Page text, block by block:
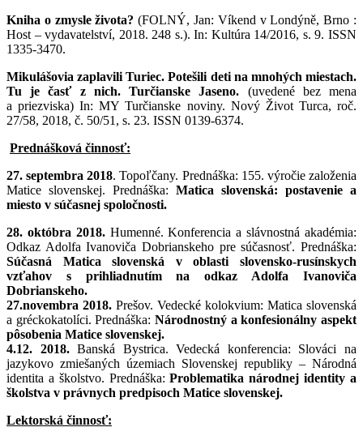
Kniha o zmysle života? (FOLNÝ, Jan: Víkend v Londýně, Brno :
Host – vydavatelství, 2018. 248 s.). In: Kultúra 14/2016, s. 9. ISSN
1335-3470.
Mikulášovia zaplavili Turiec. Potešili deti na mnohých miestach.
Tu je časť z nich. Turčianske Jaseno. (uvedené bez mena
a priezviska) In: MY Turčianske noviny. Nový Život Turca, roč.
27/58, 2018, č. 50/51, s. 23. ISSN 0139-6374.
Prednášková činnosť:
27. septembra 2018. Topoľčany. Prednáška: 155. výročie založenia
Matice slovenskej. Prednáška: Matica slovenská: postavenie a
miesto v súčasnej spoločnosti.
28. októbra 2018.Humenné. Konferencia a slávnostná akadémia:
Odkaz Adolfa Ivanoviča Dobrianskeho pre súčasnosť. Prednáška:
Súčasná Matica slovenská v oblasti slovensko-rusínskych
vzťahov s prihliadnutím na odkaz Adolfa Ivanoviča
Dobrianskeho.
27.novembra 2018. Prešov. Vedecké kolokvium: Matica slovenská
a gréckokatolíci. Prednáška: Národnostný a konfesionálny aspekt
pôsobenia Matice slovenskej.
4.12. 2018.Banská Bystrica. Vedecká konferencia: Slováci na
jazykovo zmiešaných územiach Slovenskej republiky – Národná
identita a školstvo. Prednáška:Problematika národnej identity a
školstva v právnych predpisoch Matice slovenskej.
Lektorská činnosť: